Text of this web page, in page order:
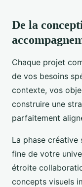
De la
Chaque projet
de vos besoins
contexte, vos
construire une
parfaitement
La phase
fine de votre
étroite
concepts visuels